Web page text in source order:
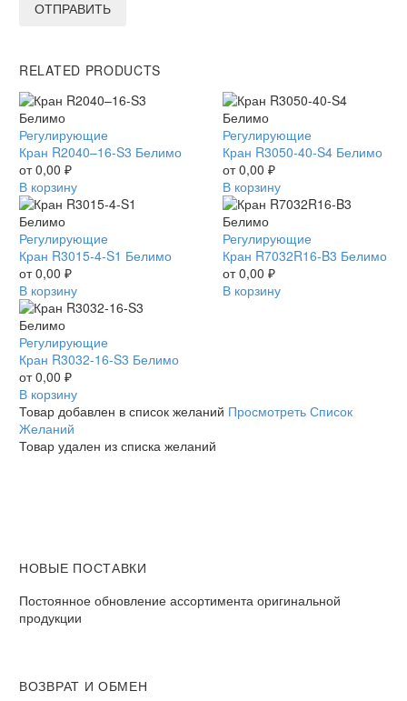
ОТПРАВИТЬ
RELATED PRODUCTS
Кран
R2040–
16-
S3
Белимо
Регулирующие
Кран R2040–16-S3 Белимо
от0,00 ₽
В корзину
Кран
R3050-
40-
S4
Белимо
Регулирующие
Кран R3050-40-S4 Белимо
от0,00 ₽
В корзину
Кран
R3015-
4-
S1
Белимо
Регулирующие
Кран R3015-4-S1 Белимо
от0,00 ₽
В корзину
Кран
R7032R16-
B3
Белимо
Регулирующие
Кран R7032R16-B3 Белимо
от0,00 ₽
В корзину
Кран
R3032-
16-
S3
Белимо
Регулирующие
Кран R3032-16-S3 Белимо
от0,00 ₽
В корзину
Товар добавлен в список желаний Просмотреть Список
Желаний
Товар удален из списка желаний
НОВЫЕ ПОСТАВКИ
Постоянное обновление ассортимента оригинальной
продукции
ВОЗВРАТ И ОБМЕН​